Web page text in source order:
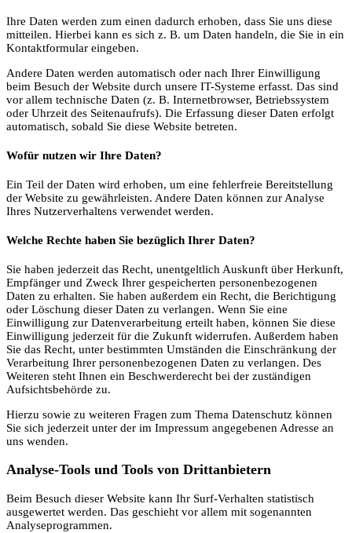
Ihre Daten werden zum einen dadurch erhoben, dass Sie uns diese
mitteilen. Hierbei kann es sich z. B. um Daten handeln, die Sie in ein
Kontaktformular eingeben.
Andere Daten werden automatisch oder nach Ihrer Einwilligung
beim Besuch der Website durch unsere IT-Systeme erfasst. Das sind
vor allem technische Daten (z. B. Internetbrowser, Betriebssystem
oder Uhrzeit des Seitenaufrufs). Die Erfassung dieser Daten erfolgt
automatisch, sobald Sie diese Website betreten.
Wofür nutzen wir Ihre Daten?
Ein Teil der Daten wird erhoben, um eine fehlerfreie Bereitstellung
der Website zu gewährleisten. Andere Daten können zur Analyse
Ihres Nutzerverhaltens verwendet werden.
Welche Rechte haben Sie bezüglich Ihrer Daten?
Sie haben jederzeit das Recht, unentgeltlich Auskunft über Herkunft,
Empfänger und Zweck Ihrer gespeicherten personenbezogenen
Daten zu erhalten. Sie haben außerdem ein Recht, die Berichtigung
oder Löschung dieser Daten zu verlangen. Wenn Sie eine
Einwilligung zur Datenverarbeitung erteilt haben, können Sie diese
Einwilligung jederzeit für die Zukunft widerrufen. Außerdem haben
Sie das Recht, unter bestimmten Umständen die Einschränkung der
Verarbeitung Ihrer personenbezogenen Daten zu verlangen. Des
Weiteren steht Ihnen ein Beschwerderecht bei der zuständigen
Aufsichtsbehörde zu.
Hierzu sowie zu weiteren Fragen zum Thema Datenschutz können
Sie sich jederzeit unter der im Impressum angegebenen Adresse an
uns wenden.
Analyse-Tools und Tools von Dritt­anbietern
Beim Besuch dieser Website kann Ihr Surf-Verhalten statistisch
ausgewertet werden. Das geschieht vor allem mit sogenannten
Analyseprogrammen.